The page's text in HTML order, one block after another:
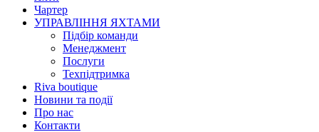
Чартер
УПРАВЛІННЯ ЯХТАМИ
Підбір команди
Менеджмент
Послуги
Техпідтримка
Riva boutique
Новини та події
Про нас
Контакти